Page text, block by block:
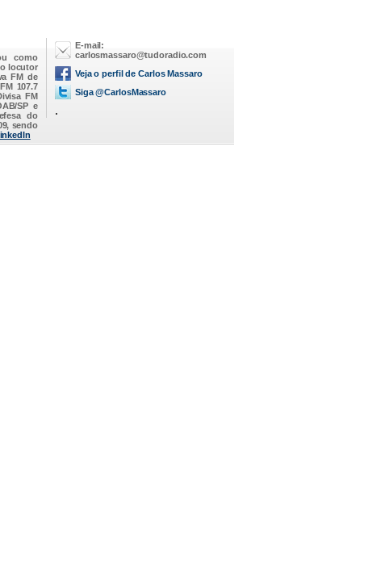
como
locutor
FM de
107.7
FM
SP e
do
sendo
E-mail:
carlosmassaro@tudoradio.com
Veja o perfil de Carlos Massaro
Siga @CarlosMassaro
.